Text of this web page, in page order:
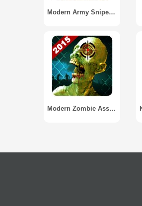
Modern Army Sniper Shooter
Modern Zombie Assasin 2015